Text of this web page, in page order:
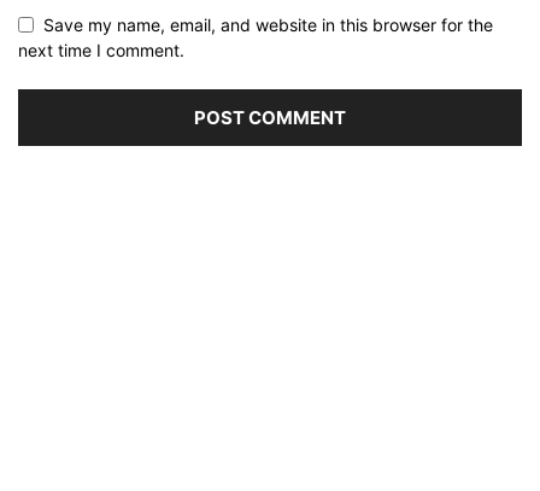
Save my name, email, and website in this browser for the
next time I comment.